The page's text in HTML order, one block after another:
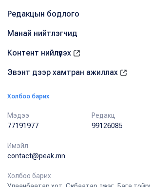
Редакцын бодлого
Манай нийтлэгчид
Контент нийлүүлэх
Эвэнт дээр хамтран ажиллах
Холбоо барих
Мэдээ
77191977
Редакц
99126085
Имэйл
contact@peak.mn
Холбоо барих